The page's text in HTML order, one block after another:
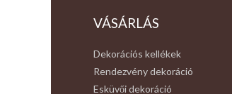
VÁSÁRLÁS
Dekorációs kellékek
Rendezvény dekoráció
Esküvői dekoráció